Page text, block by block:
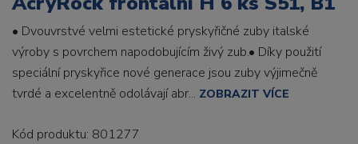
• Dvouvrstvé velmi estetické pryskyřičné zuby italské
výroby s povrchem napodobujícím živý zub.• Díky použití
speciální pryskyřice nové generace jsou zuby výjimečně
tvrdé a excelentně odolávají abr... ZOBRAZIT VÍCE
Kód produktu: 801277